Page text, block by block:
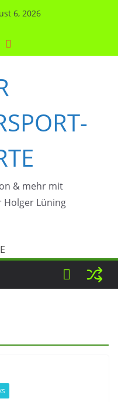
6, 2026
& mehr mit
Holger Lüning